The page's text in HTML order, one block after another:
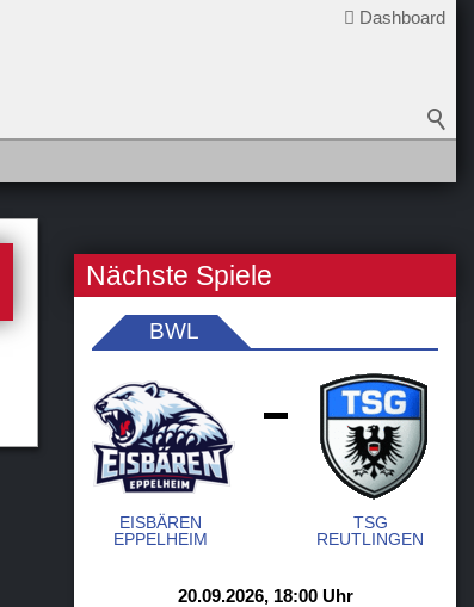
Dashboard
Nächste Spiele
BWL
EISBÄREN
EPPELHEIM
-
TSG
REUTLINGEN
20.09.2026, 18:00 Uhr